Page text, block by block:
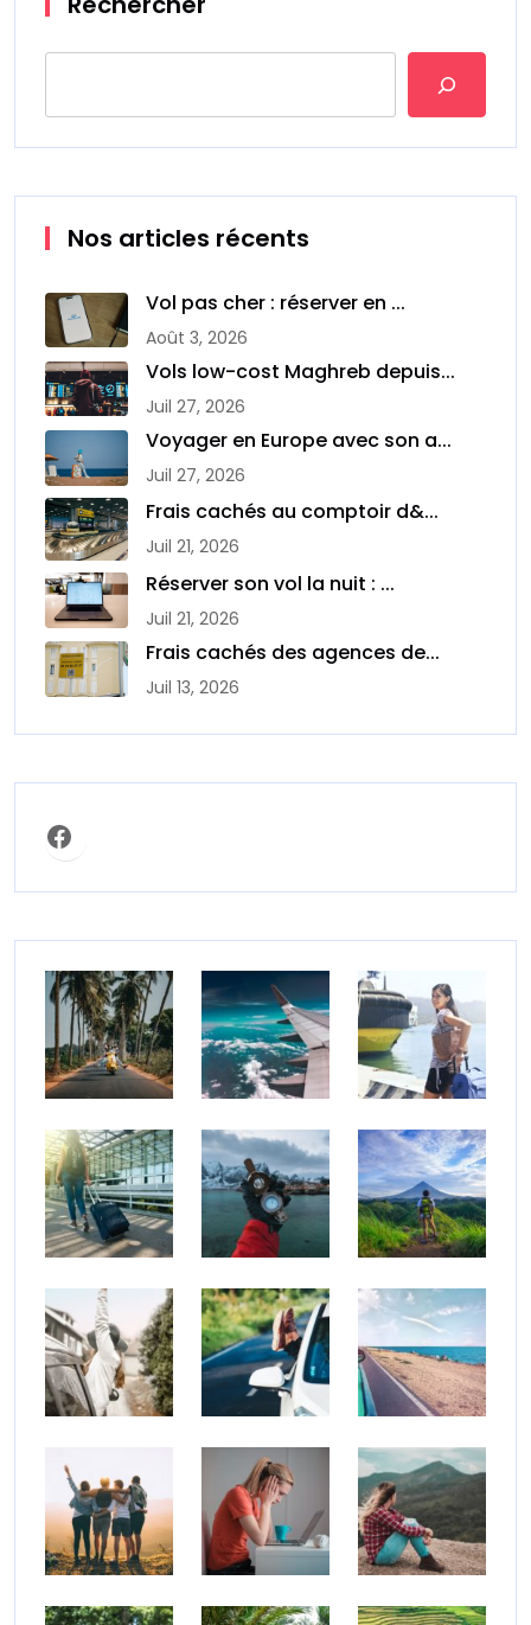
Nos articles récents
Vol pas cher : réserver en ...
Août 3, 2026
Vols low-cost Maghreb depuis...
Juil 27, 2026
Voyager en Europe avec son a...
Juil 27, 2026
Frais cachés au comptoir d&...
Juil 21, 2026
Réserver son vol la nuit : ...
Juil 21, 2026
Frais cachés des agences de...
Juil 13, 2026